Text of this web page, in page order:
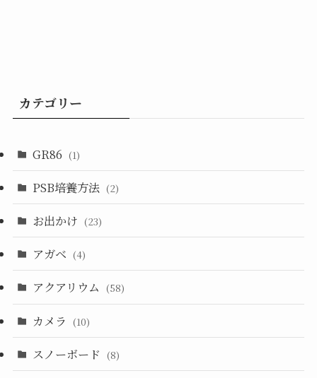
カテゴリー
GR86 (1)
PSB培養方法 (2)
お出かけ (23)
アガベ (4)
アクアリウム (58)
カメラ (10)
スノーボード (8)